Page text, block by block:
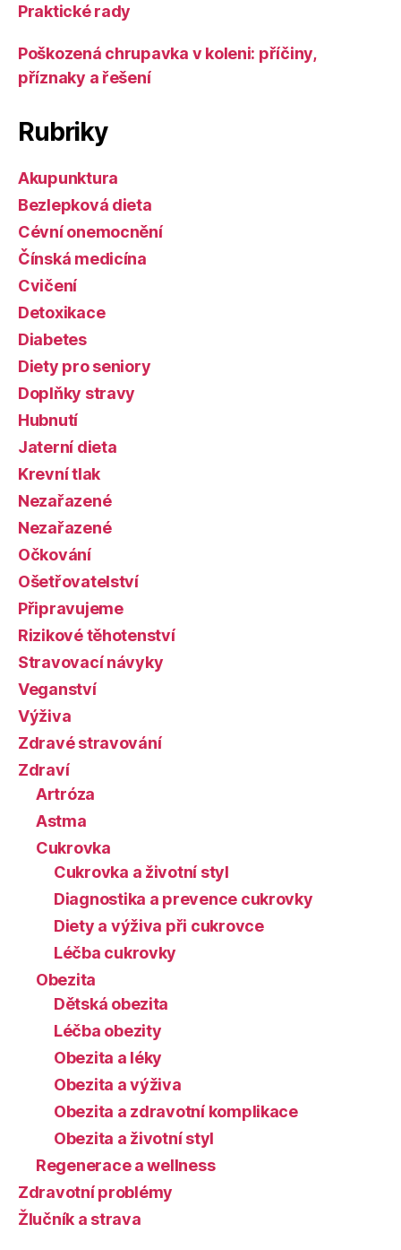
Praktické rady
Poškozená chrupavka v koleni: příčiny,
příznaky a řešení
Rubriky
Akupunktura
Bezlepková dieta
Cévní onemocnění
Čínská medicína
Cvičení
Detoxikace
Diabetes
Diety pro seniory
Doplňky stravy
Hubnutí
Jaterní dieta
Krevní tlak
Nezařazené
Nezařazené
Očkování
Ošetřovatelství
Připravujeme
Rizikové těhotenství
Stravovací návyky
Veganství
Výživa
Zdravé stravování
Zdraví
Artróza
Astma
Cukrovka
Cukrovka a životní styl
Diagnostika a prevence cukrovky
Diety a výživa při cukrovce
Léčba cukrovky
Obezita
Dětská obezita
Léčba obezity
Obezita a léky
Obezita a výživa
Obezita a zdravotní komplikace
Obezita a životní styl
Regenerace a wellness
Zdravotní problémy
Žlučník a strava